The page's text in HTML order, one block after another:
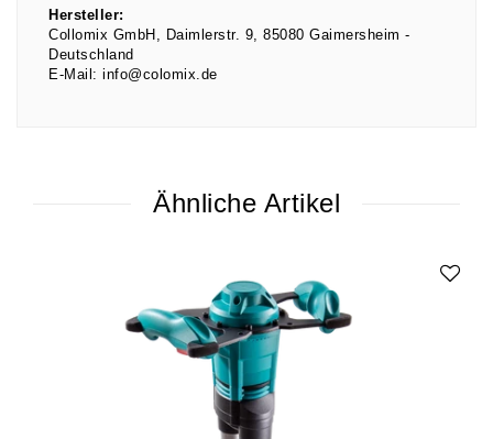
Hersteller:
Collomix GmbH
Daimlerstr. 9 85080 Gaimersheim
Deutschland
E-Mail: info@colomix.de
Ähnliche Artikel